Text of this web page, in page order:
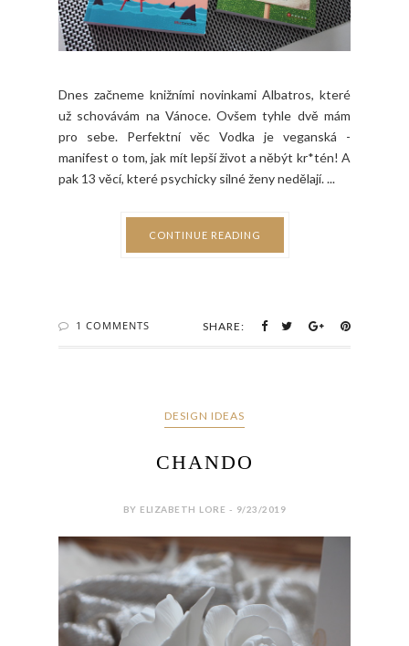
Dnes začneme knižními novinkami Albatros, které
už schovávám na Vánoce. Ovšem tyhle dvě mám
pro sebe. Perfektní věc Vodka je veganská -
manifest o tom, jak mít lepší život a něbýt kr*tén! A
pak 13 věcí, které psychicky silné ženy nedělají. ...
CONTINUE READING
1 COMMENTS SHARE:
DESIGN IDEAS
CHANDO
BY ELIZABETH LORE - 9/23/2019